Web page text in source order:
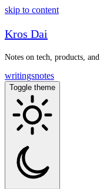
skip to content
Kros Dai
Notes on tech, products,
writingsnotes
Toggle theme